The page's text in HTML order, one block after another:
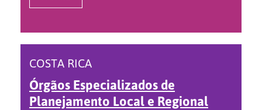
COSTA RICA
Órgãos Especializados de
Planejamento Local e Regional